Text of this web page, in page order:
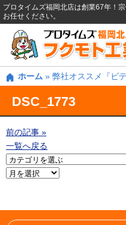
プロタイムズ福岡北店は創業67年！
お任せください。
ホーム » 弊社オススメ『ビ
DSC_1773
前の記事 »
一覧へ戻る